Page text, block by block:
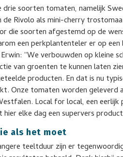
drie soorten tomaten, namelijk
Rivolo als mini-cherry
die soorten afgestemd op de
een perkplantenteler er op
“We verbouwden op kleine
van groenten te kunnen laten
producten. En dat is nu
Onze tomaten worden geleverd
Local for local, een
elke dag een supervers
als het moet
teeltduur zijn er